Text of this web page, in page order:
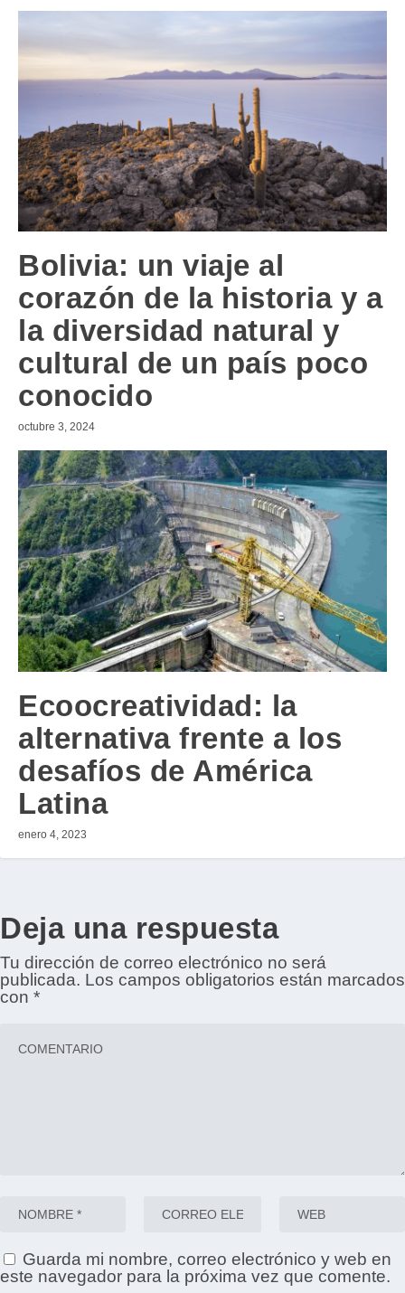
Bolivia: un viaje al
corazón de la historia y a
la diversidad natural y
cultural de un país poco
conocido
octubre 3, 2024
Ecoocreatividad: la
alternativa frente a los
desafíos de América
Latina
enero 4, 2023
Deja una respuesta
Tu dirección de correo electrónico no será
publicada. Los campos obligatorios están marcados
con *
Guarda mi nombre, correo electrónico y web en
este navegador para la próxima vez que comente.